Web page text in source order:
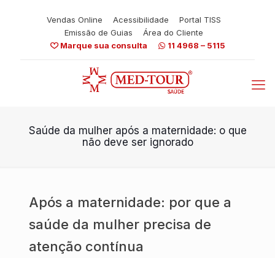
Vendas Online Acessibilidade
Portal TISS
Emissão de Guias
Área do Cliente
Marque sua consulta
11 4968 – 5115
Saúde da mulher após a maternidade: o que
não deve ser ignorado
Após a maternidade: por que a
saúde da mulher precisa de
atenção contínua